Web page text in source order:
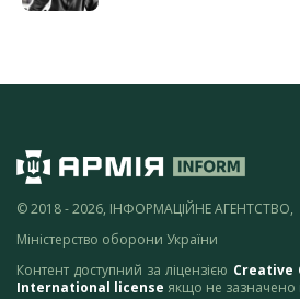
© 2018 - 2026, ІНФОРМАЦІЙНЕ АГЕНТСТВО,
Міністерство оборони України
Контент доступний за ліцензією Creative
International license якщо не зазначено